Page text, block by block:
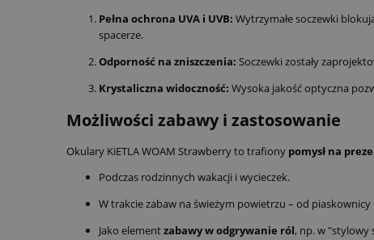
Pełna ochrona UVA i UVB: Wytrzymałe soczewki
spacerze.
Odporność na zniszczenia: Soczewki zostały
Krystaliczna widoczność: Wysoka jakość optyczna
Możliwości zabawy i zastosowanie
Okulary KiETLA WOAM Strawberry to trafiony pomysł na
Podczas rodzinnych wakacji i wycieczek.
W trakcie zabaw na świeżym powietrzu – od
Jako elementzabawy w odgrywanie ról, np. w "stylowy